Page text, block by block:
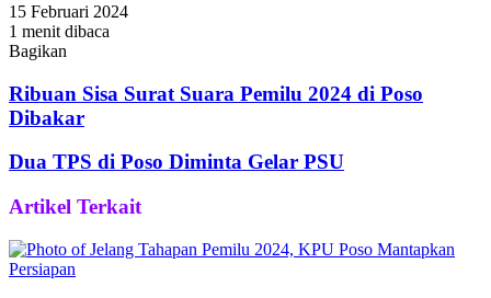
15 Februari 2024
1 menit dibaca
Bagikan
via
Email
Ribuan Sisa Surat Suara Pemilu 2024 di Poso
Dibakar
Dua TPS di Poso Diminta Gelar PSU
Artikel Terkait